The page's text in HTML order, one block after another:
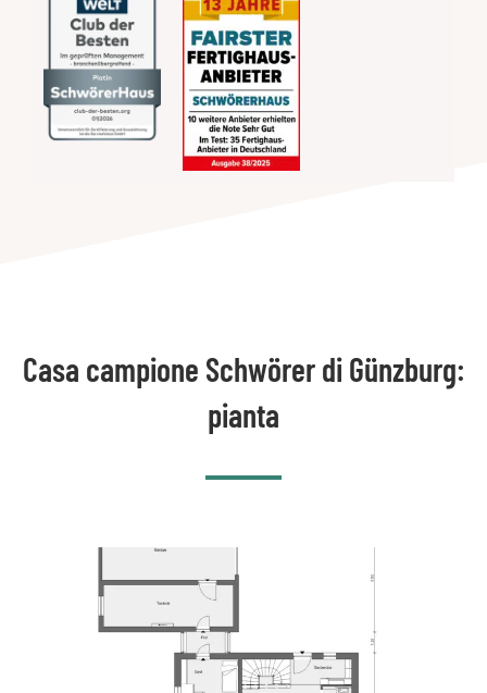
Casa campione Schwörer di Günzburg:
pianta